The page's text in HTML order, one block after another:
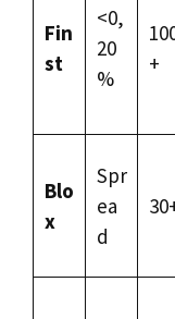
Fin
st
<0,
20
%
+
Blo
x
Spr
ea
d